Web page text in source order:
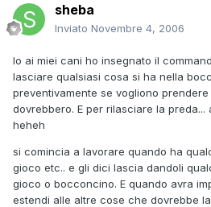
sheba
Inviato Novembre 4, 2006
Io ai miei cani ho insegnato il
lasciare qualsiasi cosa si ha nella
preventivamente se vogliono
dovrebbero. E per rilasciare la preda...
heheh
si comincia a lavorare quando ha
gioco etc.. e gli dici lascia dandoli
gioco o bocconcino. E quando avra
estendi alle altre cose che dovrebbe